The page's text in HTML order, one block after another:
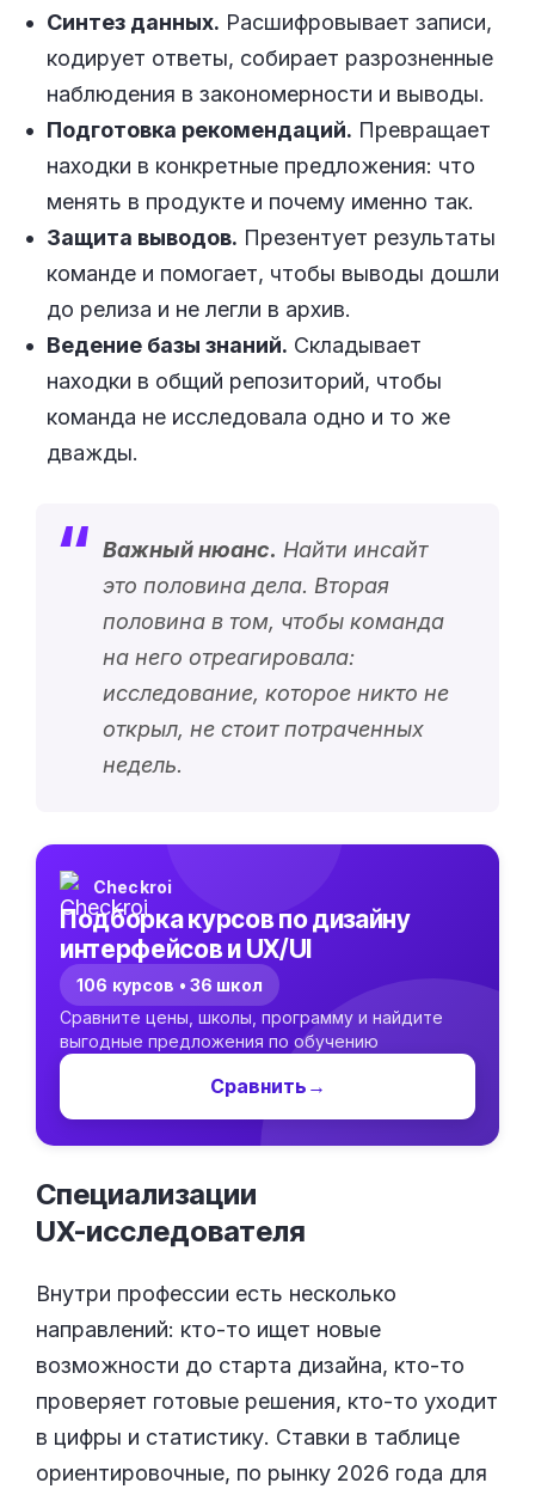
Синтез данных. Расшифровывает записи,
кодирует ответы, собирает разрозненные
наблюдения в закономерности и выводы.
Подготовка рекомендаций. Превращает
находки в конкретные предложения: что
менять в продукте и почему именно так.
Защита выводов. Презентует результаты
команде и помогает, чтобы выводы дошли
до релиза и не легли в архив.
Ведение базы знаний. Складывает
находки в общий репозиторий, чтобы
команда не исследовала одно и то же
дважды.
Важный нюанс. Найти инсайт
это половина дела. Вторая
половина в том, чтобы команда
на него отреагировала:
исследование, которое никто не
открыл, не стоит потраченных
недель.
Checkroi
Подборка курсов по дизайну
интерфейсов и UX/UI
106 курсов • 36 школ
Сравните цены, школы, программу и найдите
выгодные предложения по обучению
Сравнить →
Специализации
UX-исследователя
Внутри профессии есть несколько
направлений: кто-то ищет новые
возможности до старта дизайна, кто-то
проверяет готовые решения, кто-то уходит
в цифры и статистику. Ставки в таблице
ориентировочные, по рынку 2026 года для